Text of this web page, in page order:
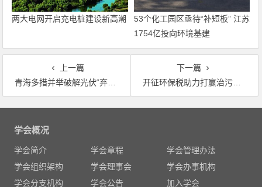
两大电网开启充电桩建设新高潮
53个化工园区亟待“补短板” 江苏
1754亿投向环境基建
上一篇
青海多措并举破解光伏“弃光”困局
下一篇
开征环保税助力打赢治污攻坚战
文
学会概况
学会简介 学会章程
学会管理办法
学会组织架构
学会理事会
学会办事机构
学会分支机构
学会公告 加入学会